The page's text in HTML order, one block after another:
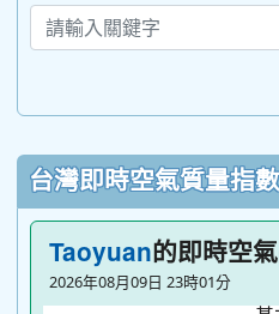
台灣即時空氣質量指數
Taoyuan的即時空
2026年08月09日 23時01分